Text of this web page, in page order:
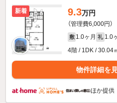
新着 9.3万円
（管理費6,000円）
敷 1.0ヶ月 礼 1.0
4階 / 1DK / 30.04
物件詳細を
ほか提供